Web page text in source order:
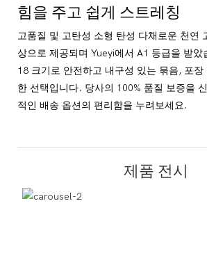
힘을 주고 쉽게 스트레칭
고품질 및 고탄성 소형 탄성 다채로운 천연
상으로 제공되며 Yueyi에서 A1 등급을 받
18 크기로 안전하고 내구성 있는 묶음, 포장
한 선택입니다. 당사의 100% 품질 보증을
적인 배송 옵션의 편리함을 누려보세요.
제품 전시